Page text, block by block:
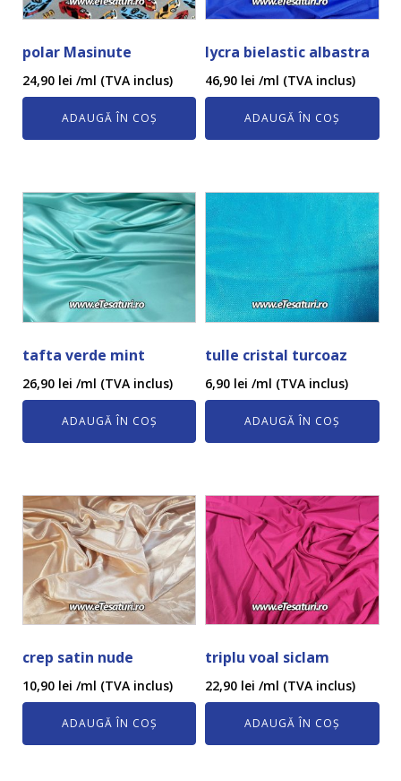
polar Masinute
24,90 lei /ml (TVA inclus)
ADAUGĂ ÎN COȘ
lycra bielastic albastra
46,90 lei /ml (TVA inclus)
ADAUGĂ ÎN COȘ
tafta verde mint
26,90 lei /ml (TVA inclus)
ADAUGĂ ÎN COȘ
tulle cristal turcoaz
6,90 lei /ml (TVA inclus)
ADAUGĂ ÎN COȘ
crep satin nude
10,90 lei /ml (TVA inclus)
ADAUGĂ ÎN COȘ
triplu voal siclam
22,90 lei /ml (TVA inclus)
ADAUGĂ ÎN COȘ